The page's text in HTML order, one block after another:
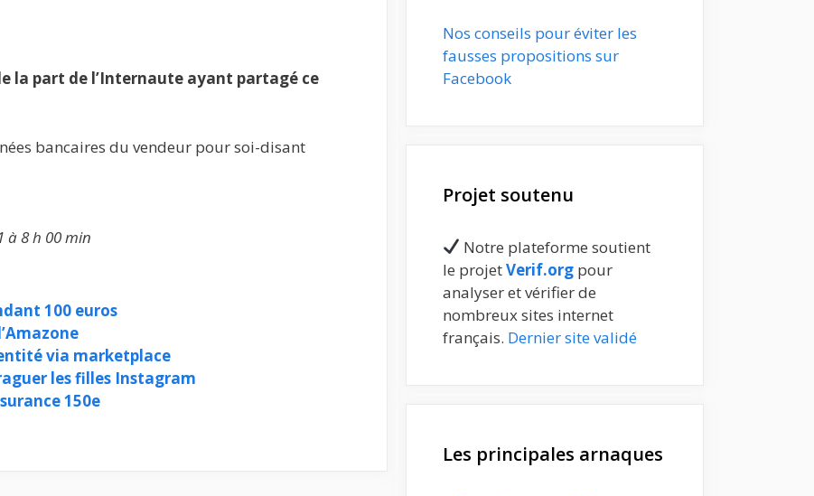
la part de l’Internaute ayant partagé ce
bancaires du vendeur pour soi-disant
à 8 h 00 min
100 euros
via marketplace
les filles Instagram
150e
Nos conseils pour éviter les
fausses propositions sur
Facebook
Projet soutenu
Notre plateforme soutient
le projetVerif.org pour
analyser et vérifier de
nombreux sites internet
français. Dernier site validé
Les principales arnaques